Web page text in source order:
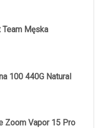
Męska
100 440G Natural
Zoom Vapor 15 Pro